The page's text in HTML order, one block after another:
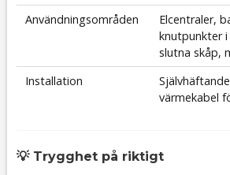
Användningsområden
Elcentraler,
knutpunkter
slutna skåp,
Installation
värmekabel
💡 Trygghet på riktigt